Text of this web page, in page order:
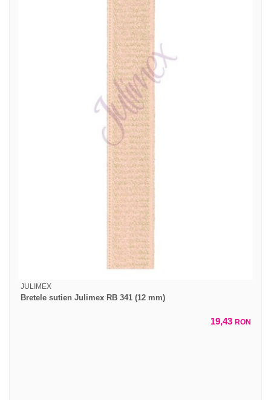
JULIMEX
Bretele sutien Julimex RB 341 (12 mm)
19,43 RON